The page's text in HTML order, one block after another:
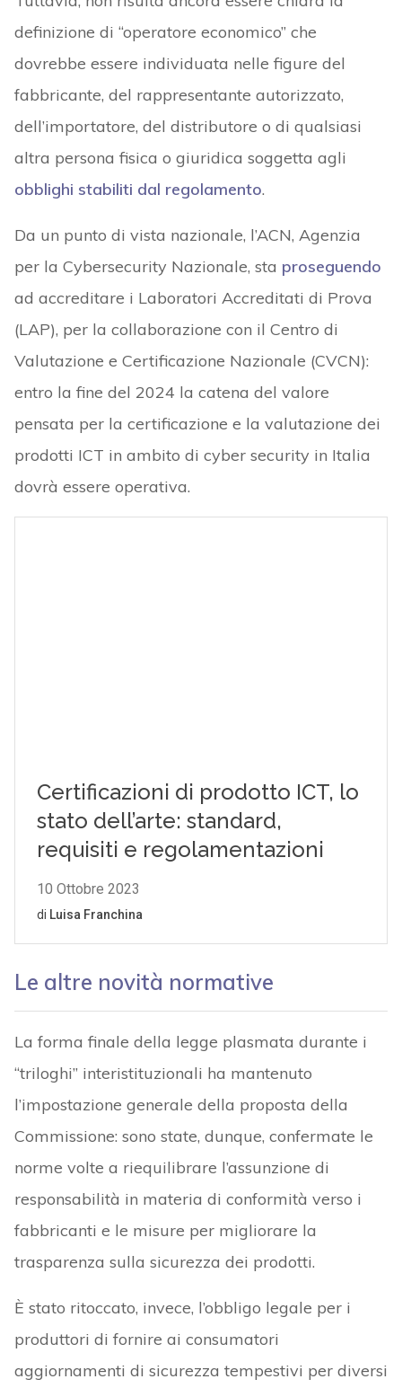
definizione di “operatore economico” che
dovrebbe essere individuata nelle figure del
fabbricante, del rappresentante autorizzato,
dell’importatore, del distributore o di qualsiasi
altra persona fisica o giuridica soggetta agli
obblighi stabiliti dal regolamento.
Da un punto di vista nazionale, l’ACN, Agenzia
per la Cybersecurity Nazionale, sta proseguendo
ad accreditare i Laboratori Accreditati di Prova
(LAP), per la collaborazione con il Centro di
Valutazione e Certificazione Nazionale (CVCN):
entro la fine del 2024 la catena del valore
pensata per la certificazione e la valutazione dei
prodotti ICT in ambito di cyber security in Italia
dovrà essere operativa.
Le altre novità normative
La forma finale della legge plasmata durante i
“triloghi” interistituzionali ha mantenuto
l’impostazione generale della proposta della
Commissione: sono state, dunque, confermate le
norme volte a riequilibrare l’assunzione di
responsabilità in materia di conformità verso i
fabbricanti e le misure per migliorare la
trasparenza sulla sicurezza dei prodotti.
È stato ritoccato, invece, l’obbligo legale per i
produttori di fornire ai consumatori
aggiornamenti di sicurezza tempestivi per diversi